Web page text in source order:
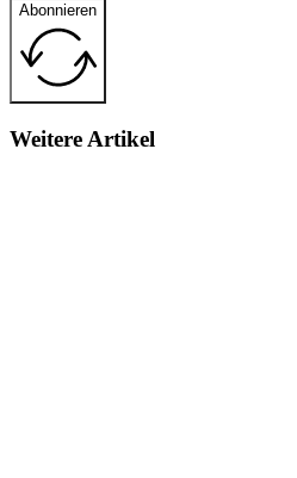
Abonnieren
Weitere Artikel